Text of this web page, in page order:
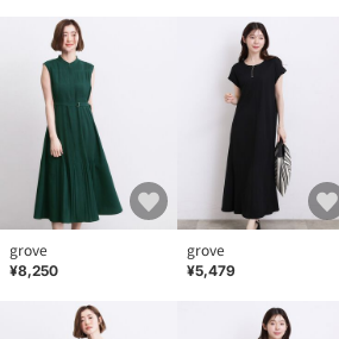
grove
¥8,250
grove
¥5,479